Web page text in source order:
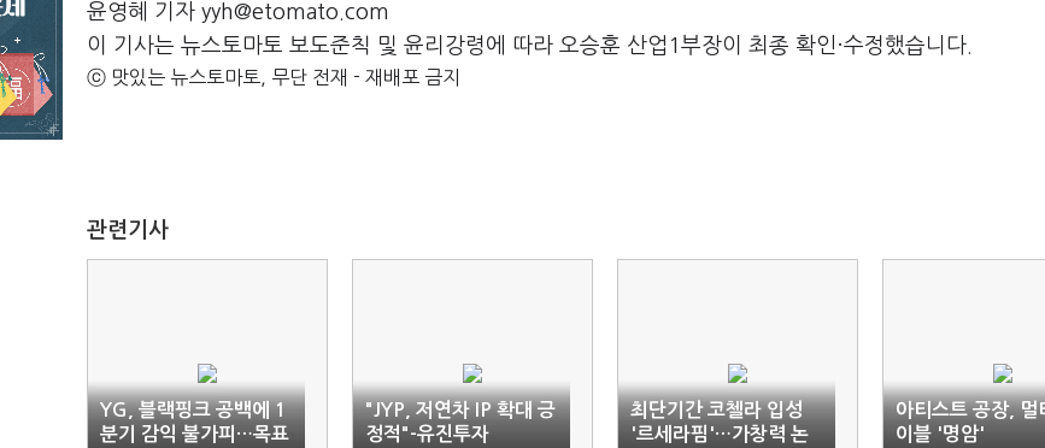
윤영혜 기자 yyh@etomato.com
이 기사는 뉴스토마토 보도준칙 및 윤리강령에 따라 오승훈 산업1부장이 최종 확인·수정했습니다.
ⓒ 맛있는 뉴스토마토, 무단 전재 - 재배포 금지
관련기사
YG, 블랙핑크 공백에 1
분기 감익 불가피…목표
"JYP, 저연차 IP 확대 긍
정적"-유진투자
최단기간 코첼라 입성
'르세라핌'…가창력 논
아티스트 공장, 멀
이블 '명암'